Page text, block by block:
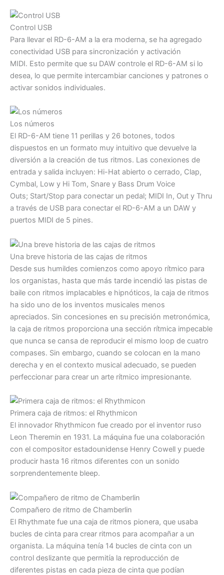
Control USB
Para llevar el RD-6-AM a la era moderna, se ha agregado
conectividad USB para sincronización y activación
MIDI. Esto permite que su DAW controle el RD-6-AM si lo
desea, lo que permite intercambiar canciones y patrones o
activar sonidos individuales.
Los números
El RD-6-AM tiene 11 perillas y 26 botones, todos
dispuestos en un formato muy intuitivo que devuelve la
diversión a la creación de tus ritmos. Las conexiones de
entrada y salida incluyen: Hi-Hat abierto o cerrado, Clap,
Cymbal, Low y Hi Tom, Snare y Bass Drum Voice
Outs; Start/Stop para conectar un pedal; MIDI In, Out y Thru
a través de USB para conectar el RD-6-AM a un DAW y
puertos MIDI de 5 pines.
Una breve historia de las cajas de ritmos
Desde sus humildes comienzos como apoyo rítmico para
los organistas, hasta que más tarde incendió las pistas de
baile con ritmos implacables e hipnóticos, la caja de ritmos
ha sido uno de los inventos musicales menos
apreciados. Sin concesiones en su precisión metronómica,
la caja de ritmos proporciona una sección rítmica impecable
que nunca se cansa de reproducir el mismo loop de cuatro
compases. Sin embargo, cuando se colocan en la mano
derecha y en el contexto musical adecuado, se pueden
perfeccionar para crear un arte rítmico impresionante.
Primera caja de ritmos: el Rhythmicon
El innovador Rhythmicon fue creado por el inventor ruso
Leon Theremin en 1931. La máquina fue una colaboración
con el compositor estadounidense Henry Cowell y puede
producir hasta 16 ritmos diferentes con un sonido
sorprendentemente bleep.
Compañero de ritmo de Chamberlin
El Rhythmate fue una caja de ritmos pionera, que usaba
bucles de cinta para crear ritmos para acompañar a un
organista. La máquina tenía 14 bucles de cinta con un
control deslizante que permitía la reproducción de
diferentes pistas en cada pieza de cinta que podían